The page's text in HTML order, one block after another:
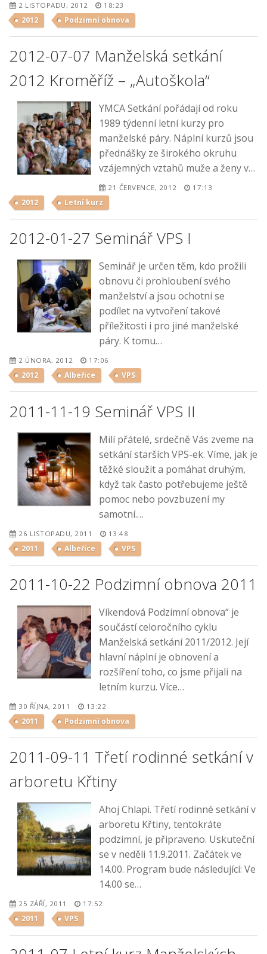
2 LISTOPADU, 2012 18:23
2012 Podzimní obnova
2012-07-07 Manželská setkání
2012 Kroměříž – „Autoškola“
YMCA Setkání pořádají od roku
1989 týdenní letní kurzy pro
manželské páry. Náplní kurzů jsou
přednášky ze širokého okruhu
vzájemných vztahů muže a ženy v…
21 ČERVENCE, 2012 17:13
2012 Letní kurz
2012-01-27 Seminář VPS I
Seminář je určen těm, kdo prožili
obnovu či prohloubení svého
manželství a jsou ochotni se
podílet na vytvoření takové
příležitosti i pro jiné manželské
páry. K tomu…
2 ÚNORA, 2012 17:06
2012 Albeřice VPS
2011-11-19 Seminář VPS II
Milí přátelé, srdečně Vás zveme na
setkání starších VPS-ek. Víme, jak je
těžké sloužit a pomáhat druhým,
když tak často potřebujeme ještě
pomoc nebo povzbuzení my
samotní.…
26 LISTOPADU, 2011 13:48
2011 Albeřice VPS
2011-10-22 Podzimní obnova 2011
Víkendová Podzimní obnova“ je
součástí celoročního cyklu
Manželská setkání 2011/2012. Její
hlavní náplní je obnovení a
rozšíření toho, co jsme přijali na
letním kurzu. Více…
30 ŘÍJNA, 2011 13:22
2011 Podzimní obnova
2011-09-11 Třetí rodinné setkání v
arboretu Křtiny
Ahoj Chlapi. Třetí rodinné setkání v
arboretu Křtiny, tentokráte
podzimní, je připraveno. Uskuteční
se v neděli 11.9.2011. Začátek ve
14.00. Program bude následující: Ve
14.00 se…
25 ZÁŘÍ, 2011 17:52
2011 VPS